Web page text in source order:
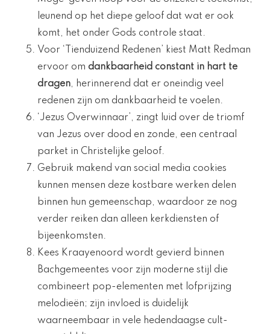
leunend op het diepe geloof dat wat er ook
komt, het onder Gods controle staat.
Voor ‘Tienduizend Redenen’ kiest Matt Redman
ervoor om dankbaarheid constant in hart te
dragen, herinnerend dat er oneindig veel
redenen zijn om dankbaarheid te voelen.
‘Jezus Overwinnaar’, zingt luid over de triomf
van Jezus over dood en zonde, een centraal
parket in Christelijke geloof.
Gebruik makend van social media cookies
kunnen mensen deze kostbare werken delen
binnen hun gemeenschap, waardoor ze nog
verder reiken dan alleen kerkdiensten of
bijeenkomsten.
Kees Kraayenoord wordt gevierd binnen
Bachgemeentes voor zijn moderne stijl die
combineert pop-elementen met lofprijzing
melodieën; zijn invloed is duidelijk
waarneembaar in vele hedendaagse cult-